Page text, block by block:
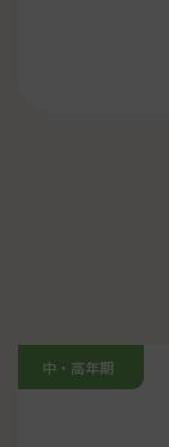
中・高年期